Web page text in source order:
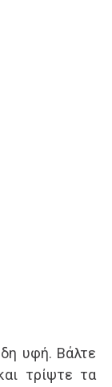
υφή. Βάλτε
τρίψτε τα